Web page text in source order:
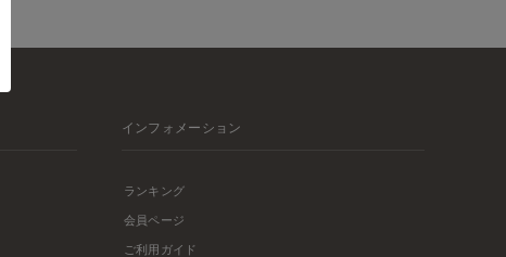
インフォメーション
ランキング
会員ページ
ご利用ガイド